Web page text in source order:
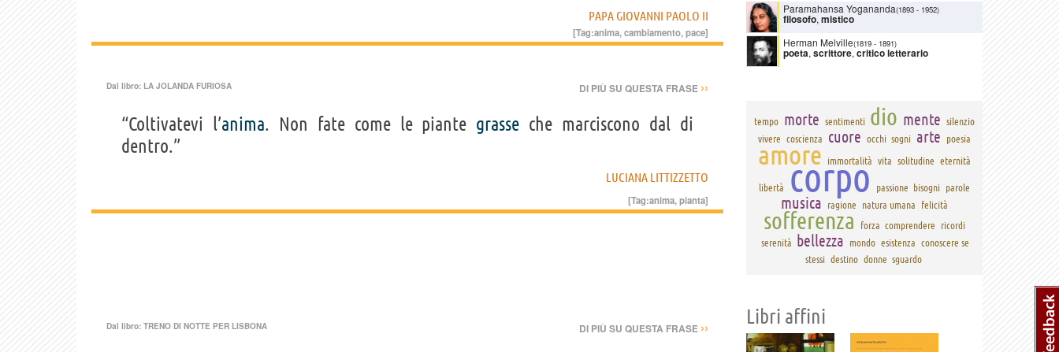
PAPA GIOVANNI PAOLO II
[Tag:anima,cambiamento,pace]
Dal libro: LA JOLANDA FURIOSA DI PIÙ SU QUESTA FRASE ››
“Coltivatevi l’anima. Non fate come le piante grasse che marciscono dal di
dentro.”
LUCIANA LITTIZZETTO
[Tag:anima,pianta]
Dal libro: TRENO DI NOTTE PER LISBONA DI PIÙ SU QUESTA FRASE ››
Paramahansa Yogananda(1893 - 1952)
filosofo, mistico
Herman Melville(1819 - 1891)
poeta, scrittore,critico letterario
tempo morte sentimenti dio mente silenzio
vivere coscienza cuore occhi sogni arte poesia
amore immortalità vita solitudine eternità
libertà corpo passione bisogni parole
musica ragione natura umana felicità
sofferenza forza comprendere
ricordi
serenità
bellezza mondo esistenza conoscere se
stessi destino donne sguardo
Libri affini